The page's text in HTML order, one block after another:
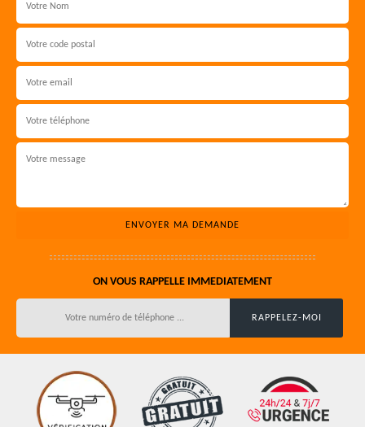
ON VOUS RAPPELLE IMMEDIATEMENT